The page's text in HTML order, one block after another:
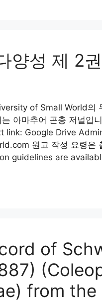
양성 제 2
of Small World의
아마추어 곤충 저널입
link: Google Drive
원고 작성 요령은
guidelines are
of
from the